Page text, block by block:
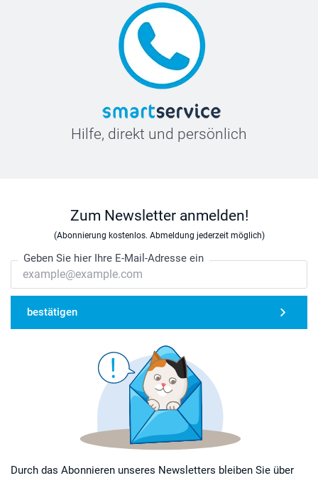
Hilfe, direkt und persönlich
Zum Newsletter anmelden!
(Abonnierung kostenlos. Abmeldung jederzeit möglich)
Geben Sie hier Ihre E-Mail-Adresse ein
bestätigen
Durch das Abonnieren unseres Newsletters bleiben Sie über